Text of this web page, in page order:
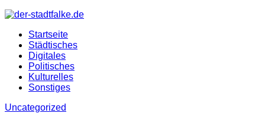
Startseite
Städtisches
Digitales
Politisches
Kulturelles
Sonstiges
Uncategorized